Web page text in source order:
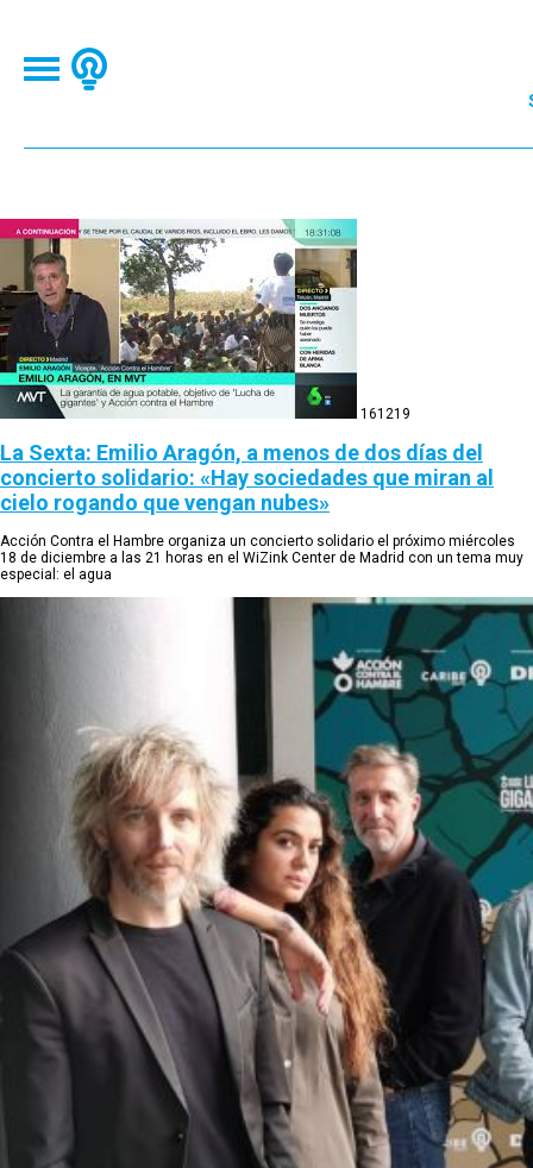
161219
La Sexta: Emilio Aragón, a menos de dos días del
concierto solidario: «Hay sociedades que miran al
cielo rogando que vengan nubes»
Acción Contra el Hambre organiza un concierto solidario el próximo miércoles
18 de diciembre a las 21 horas en el WiZink Center de Madrid con un tema muy
especial: el agua